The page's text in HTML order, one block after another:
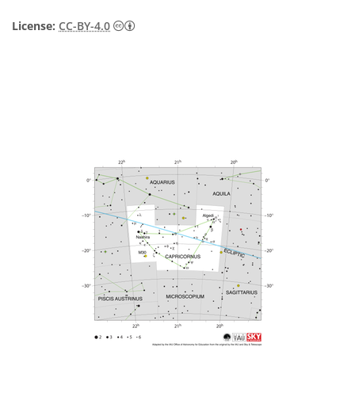
License: CC-BY-4.0 Creative Commons Attribution 4.0